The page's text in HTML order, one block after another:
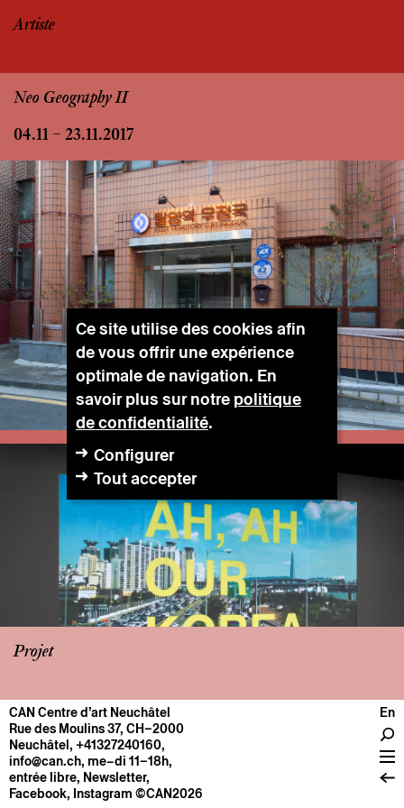
Artiste
Neo Geography II
04.11 – 23.11.2017
Projet
CENTRE
Infos pratiques
Fonctionnement
À propos
CAN Centre d’art Neuchâtel
Rue des Moulins 37, CH–2000
Neuchâtel, +41327240160,
info@can.ch, me–di 11–18h,
entrée libre, Newsletter,
Facebook, Instagram ©CAN2026
En
Ce site utilise des cookies afin
de vous offrir une expérience
optimale de navigation. En
savoir plus sur notre politique
de confidentialité.
Configurer
Tout accepter